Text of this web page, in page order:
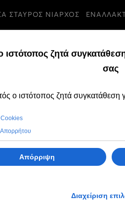
ΣΤΑΥΡΟΣ ΝΙΑΡΧΟΣ
τηνΤετ, 06 Νοε